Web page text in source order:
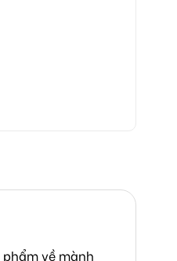
phẩm về mành